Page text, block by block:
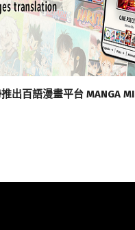
出百語漫畫平台 MANGA